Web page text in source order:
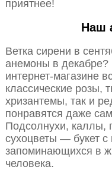
приятнее!
Наш
Ветка сирени в
анемоны в
интернет-магазине
классические розы,
хризантемы, так и
понравятся даже
Подсолнухи, каллы,
сухоцветы — букет
запоминающихся в
человека.